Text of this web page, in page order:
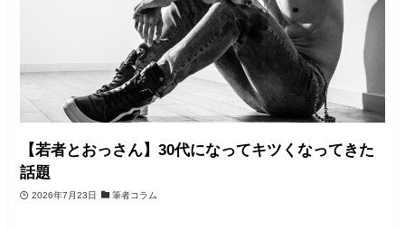
【若者とおっさん】30代になってキツくなってきた
話題
2026年7月23日 筆者コラム